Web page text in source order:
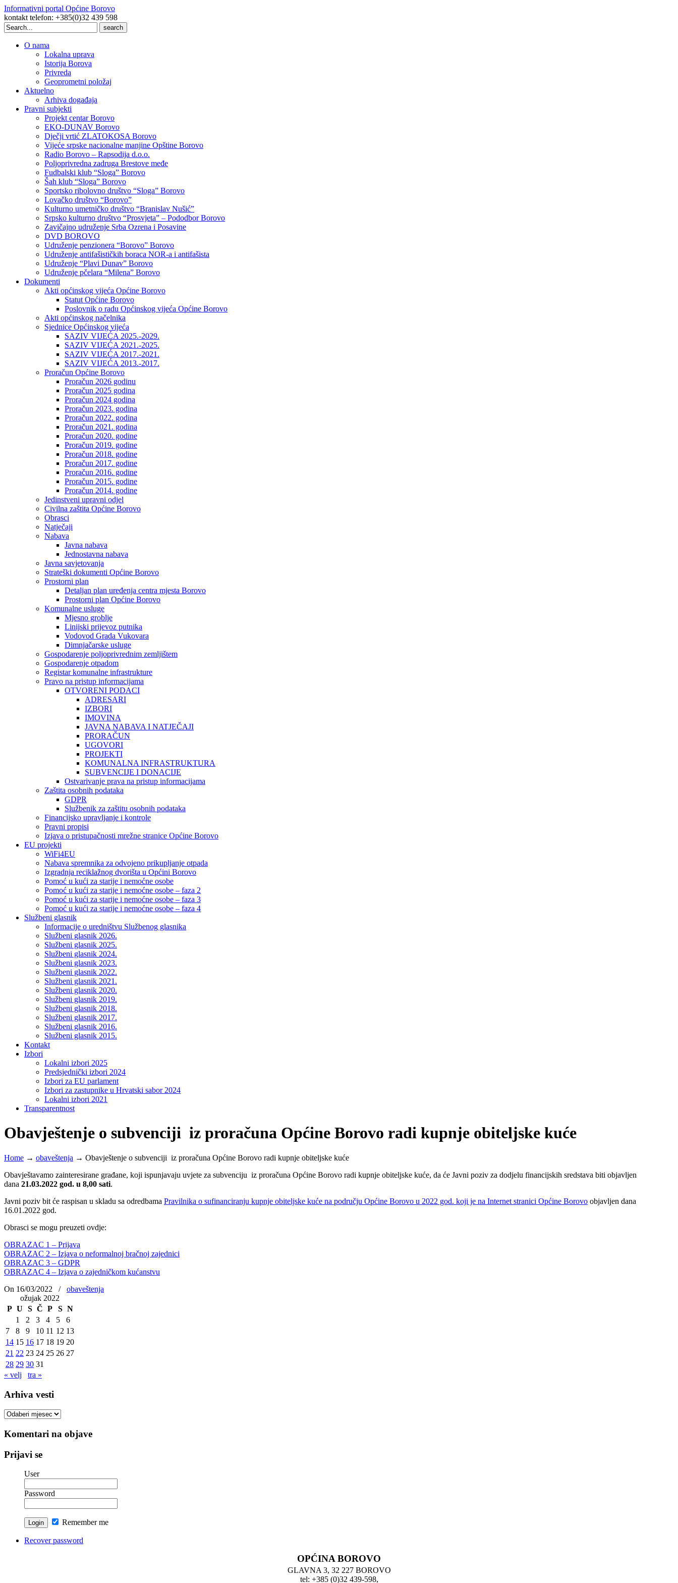
Informativni portal Općine Borovo
kontakt telefon: +385(0)32 439 598
Search
for:
O nama
Lokalna uprava
Istorija Borova
Privreda
Geoprometni položaj
Aktuelno
Arhiva događaja
Pravni subjekti
Projekt centar Borovo
EKO-DUNAV Borovo
Dječji vrtić ZLATOKOSA Borovo
Vijeće srpske nacionalne manjine Opštine Borovo
Radio Borovo – Rapsodija d.o.o.
Poljoprivredna zadruga Brestove međe
Fudbalski klub “Sloga” Borovo
Šah klub “Sloga” Borovo
Sportsko ribolovno društvo “Sloga” Borovo
Lovačko društvo “Borovo”
Kulturno umetničko društvo “Branislav Nušić”
Srpsko kulturno društvo “Prosvjeta” – Pododbor Borovo
Zavičajno udruženje Srba Ozrena i Posavine
DVD BOROVO
Udruženje penzionera “Borovo” Borovo
Udruženje antifašističkih boraca NOR-a i antifašista
Udruženje “Plavi Dunav” Borovo
Udruženje pčelara “Milena” Borovo
Dokumenti
Akti općinskog vijeća Općine Borovo
Statut Općine Borovo
Poslovnik o radu Općinskog vijeća Općine Borovo
Akti općinskog načelnika
Sjednice Općinskog vijeća
SAZIV VIJEĆA 2025.-2029.
SAZIV VIJEĆA 2021.-2025.
SAZIV VIJEĆA 2017.-2021.
SAZIV VIJEĆA 2013.-2017.
Proračun Općine Borovo
Proračun 2026 godinu
Proračun 2025 godina
Proračun 2024 godina
Proračun 2023. godina
Proračun 2022. godina
Proračun 2021. godina
Proračun 2020. godine
Proračun 2019. godine
Proračun 2018. godine
Proračun 2017. godine
Proračun 2016. godine
Proračun 2015. godine
Proračun 2014. godine
Jedinstveni upravni odjel
Civilna zaštita Općine Borovo
Obrasci
Natječaji
Nabava
Javna nabava
Jednostavna nabava
Javna savjetovanja
Strateški dokumenti Općine Borovo
Prostorni plan
Detaljan plan uređenja centra mjesta Borovo
Prostorni plan Općine Borovo
Komunalne usluge
Mjesno groblje
Linijski prijevoz putnika
Vodovod Grada Vukovara
Dimnjačarske usluge
Gospodarenje poljoprivrednim zemljištem
Gospodarenje otpadom
Registar komunalne infrastrukture
Pravo na pristup informacijama
OTVORENI PODACI
ADRESARI
IZBORI
IMOVINA
JAVNA NABAVA I NATJEČAJI
PRORAČUN
UGOVORI
PROJEKTI
KOMUNALNA INFRASTRUKTURA
SUBVENCIJE I DONACIJE
Ostvarivanje prava na pristup informacijama
Zaštita osobnih podataka
GDPR
Službenik za zaštitu osobnih podataka
Financijsko upravljanje i kontrole
Pravni propisi
Izjava o pristupačnosti mrežne stranice Općine Borovo
EU projekti
WiFi4EU
Nabava spremnika za odvojeno prikupljanje otpada
Izgradnja reciklažnog dvorišta u Općini Borovo
Pomoć u kući za starije i nemoćne osobe
Pomoć u kući za starije i nemoćne osobe – faza 2
Pomoć u kući za starije i nemoćne osobe – faza 3
Pomoć u kući za starije i nemoćne osobe – faza 4
Službeni glasnik
Informacije o uredništvu Službenog glasnika
Službeni glasnik 2026.
Službeni glasnik 2025.
Službeni glasnik 2024.
Službeni glasnik 2023.
Službeni glasnik 2022.
Službeni glasnik 2021.
Službeni glasnik 2020.
Službeni glasnik 2019.
Službeni glasnik 2018.
Službeni glasnik 2017.
Službeni glasnik 2016.
Službeni glasnik 2015.
Kontakt
Izbori
Lokalni izbori 2025
Predsjednički izbori 2024
Izbori za EU parlament
Izbori za zastupnike u Hrvatski sabor 2024
Lokalni izbori 2021
Transparentnost
Obavještenje o subvenciji iz proračuna Općine Borovo radi kupnje obiteljske kuće
Home → obaveštenja → Obavještenje o subvenciji iz proračuna Općine Borovo radi kupnje obiteljske kuće
Obavještavamo zainteresirane građane, koji ispunjavaju uvjete za subvenciju iz proračuna Općine Borovo radi kupnje obiteljske kuće, da će Javni poziv za dodjelu financijskih sredstava biti objavljen
dana 21.03.2022 god. u 8,00 sati.
Javni poziv bit će raspisan u skladu sa odredbama Pravilnika o sufinanciranju kupnje obiteljske kuće na području Općine Borovo u 2022 god. koji je na Internet stranici Općine Borovo objavljen dana
16.01.2022 god.
Obrasci se mogu preuzeti ovdje:
OBRAZAC 1 – Prijava
OBRAZAC 2 – Izjava o neformalnoj bračnoj zajednici
OBRAZAC 3 – GDPR
OBRAZAC 4 – Izjava o zajedničkom kućanstvu
On 16/03/2022
/
obaveštenja
ožujak 2022
P U S Č P S N
1
2 3 4 5
6
7
8 9 10 11 12 13
14 15 16 17 18 19 20
21 22 23 24 25 26 27
28 29 30 31
« velj
tra »
Arhiva vesti
Arhiva
Komentari na objave
Prijavi se
User
Password
Remember me
Recover password
OPĆINA BOROVO
GLAVNA 3, 32 227 BOROVO
tel: +385 (0)32 439-598,